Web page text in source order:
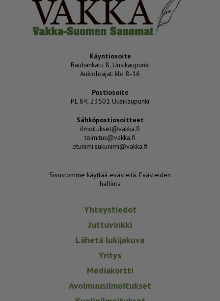
Käyntiosoite
Rauhankatu 8, Uusikaupunki
Aukioloajat: klo 8-16
Postiosoite
PL 84, 23501 Uusikaupunki
Sähköpostiosoitteet
ilmoitukset@vakka.fi
toimitus@vakka.fi
etunimi.sukunimi@vakka.fi
Sivustomme käyttää evästeitä. Evästeiden
hallinta
Yhteystiedot
Juttuvinkki
Lähetä lukijakuva
Yritys
Mediakortti
Avoimuusilmoitukset